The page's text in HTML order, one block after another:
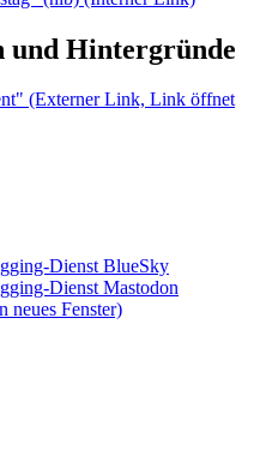
und Hintergründe
(Externer Link, Link öffnet
Dienst BlueSky
Dienst Mastodon
Fenster)